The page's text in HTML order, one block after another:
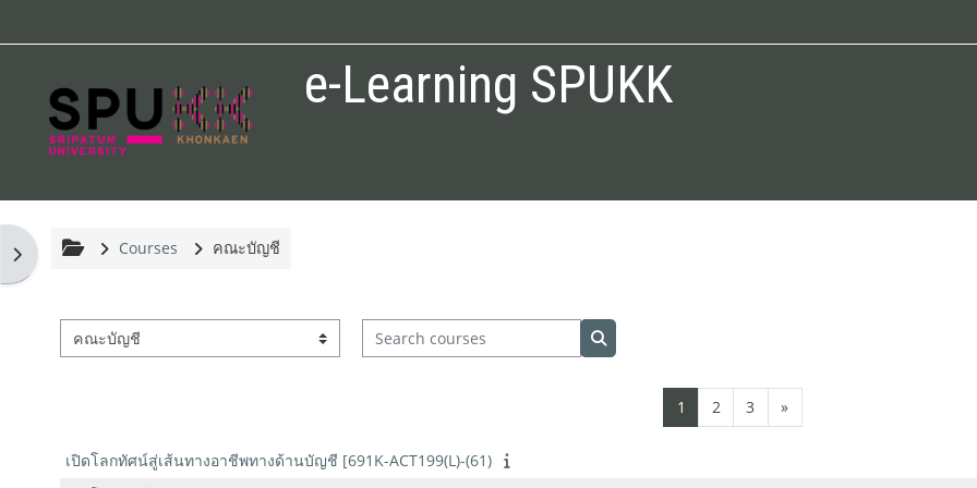
e-Learning SPUKK
Open block drawerCourses คณะบัญชี
Course categories
Search courses
Search courses
1 Page 1
2Page 2
3 Page 3
»Next page
เปิดโลกทัศน์สู่เส้นทางอาชีพทางด้านบัญชี [691K-ACT199(L)-(61)